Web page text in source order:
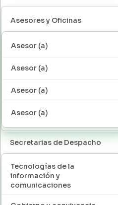
Asesores y Oficinas
Asesor (a)
Asesor (a)
Asesor (a)
Asesor (a)
Secretarias de Despacho
Tecnologías de la
información y
comunicaciones